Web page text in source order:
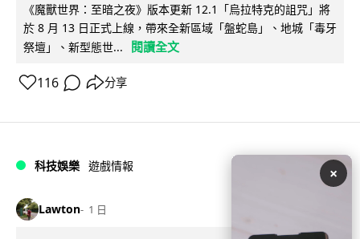
《魔獸世界：至暗之夜》版本更新 12.1「烏拉特克的詛咒」將
於 8 月 13 日正式上線，帶來全新區域「盤蛇島」、地城「毒牙
祭壇」、新型態世...
閱讀全文
116 分享
科技娛樂 遊戲情報
Lawton 1 日
×